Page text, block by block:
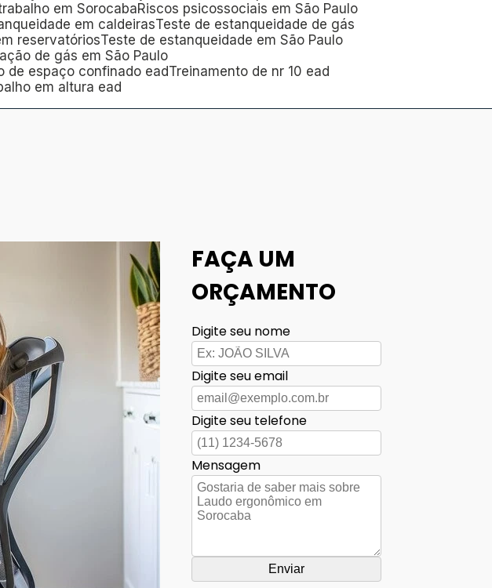
em Sorocaba
Riscos psicossociais em São Paulo
em caldeiras Teste de estanqueidade de gás
reservatórios Teste de estanqueidade em São Paulo
de gás em São Paulo
de espaço confinado ead
Treinamento de nr 10 ead
em altura ead
FAÇA UM
ORÇAMENTO
Digite seu nome
Digite seu email
Digite seu telefone
Mensagem